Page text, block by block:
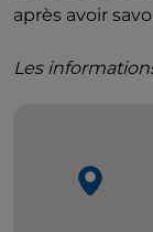
après avoir
Les